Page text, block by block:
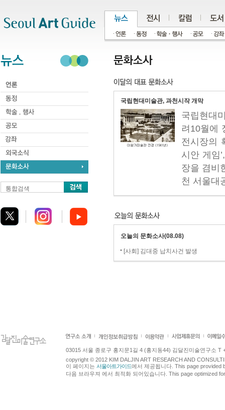
통합검색
국립현대미술관, 과천시작 개막
국립현대
려10월에
전시장의
시안 게임
장을 겸비
천 서울대
오늘의 문화소사(08.08)
[사회] 김대중 납치사건 발생
03015 서울 종로구 홍지문1길 4 (홍지동44) 김달진미술연구소 T
copyright © 2012 KIM DALJIN ART RESEARCH AND
이 페이지는 서울아트가이드에서 제공됩니다. This page provided
다음 브라우져 에서 최적화 되어있습니다. This page optimized